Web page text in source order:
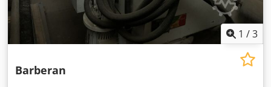
1 /3
Barberan